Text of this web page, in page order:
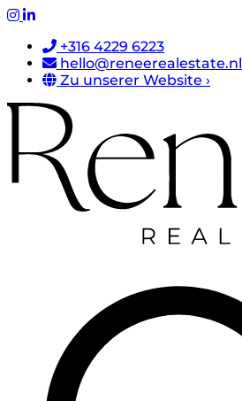
+316 4229 6223
hello@reneerealestate.nl
Zu unserer Website ›